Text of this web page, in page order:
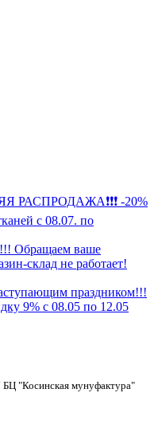
РАСПРОДАЖА❗️❗️❗️ -20%
с 08.07. по
Обращаем ваше
склад не работает!
праздником!!!
9% с 08.05 по 12.05
БЦ "Косинская мунуфактура"